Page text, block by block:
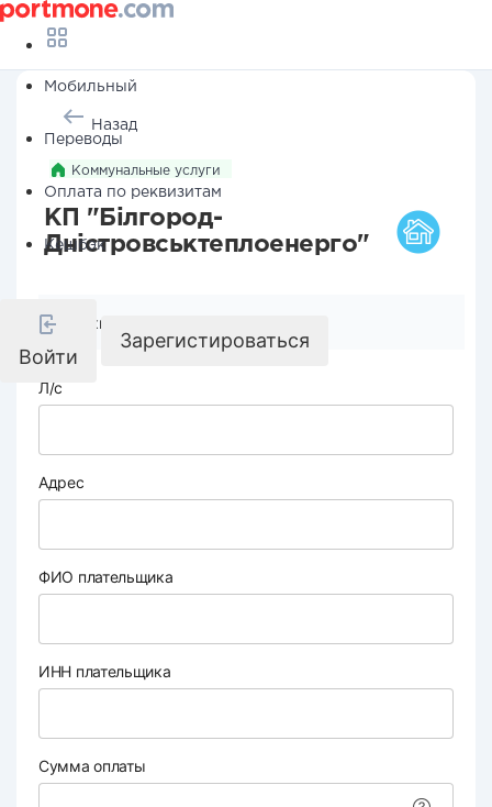
Мобильный
Переводы
Оплата по реквизитам
Кешбэк
Войти
Зарегистироваться
Назад
Коммунальные услуги
КП "Білгород-
Дністровськтеплоенерго"
Реквизиты компании
Л/с
Адрес
ФИО плательщика
ИНН плательщика
Сумма оплаты